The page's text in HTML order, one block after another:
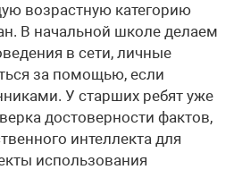
возрастную категорию
В начальной школе делаем
в сети, личные
за помощью, если
У старших ребят уже
достоверности фактов,
интеллекта для
использования